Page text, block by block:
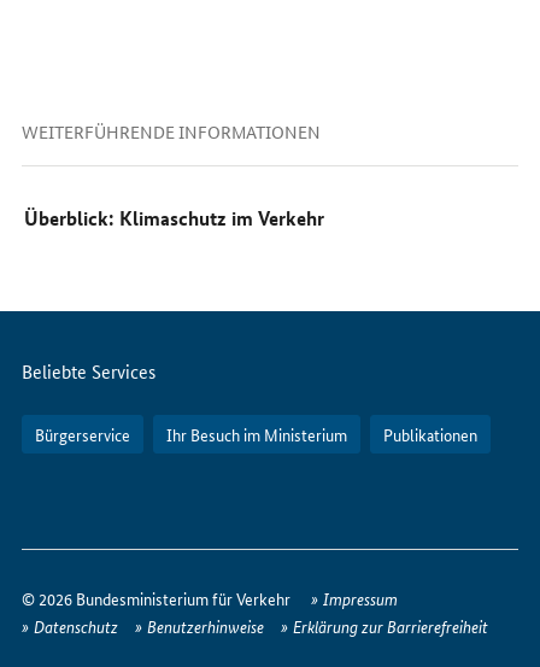
WEITERFÜHRENDE INFORMATIONEN
Überblick: Klimaschutz im Verkehr
Servicemenü
Beliebte Services
Bürgerservice Ihr Besuch im Ministerium Publikationen
erreichen
Sie
© 2026 Bundesministerium für Verkehr
Impressum
Datenschutz
Benutzerhinweise Erklärung zur Barrierefreiheit